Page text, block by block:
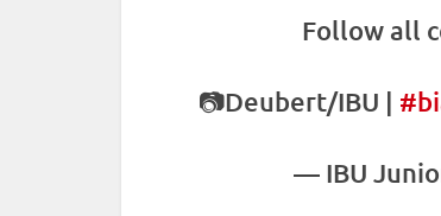
Follow all
📷Deubert/IBU |
— IBU